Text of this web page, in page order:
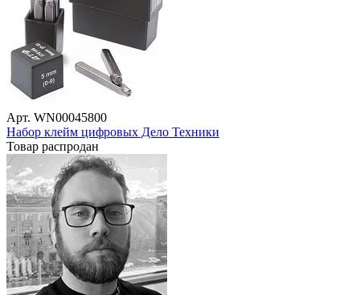
Арт. WN00045800
Набор клейм цифровых Дело Техники
Товар распродан